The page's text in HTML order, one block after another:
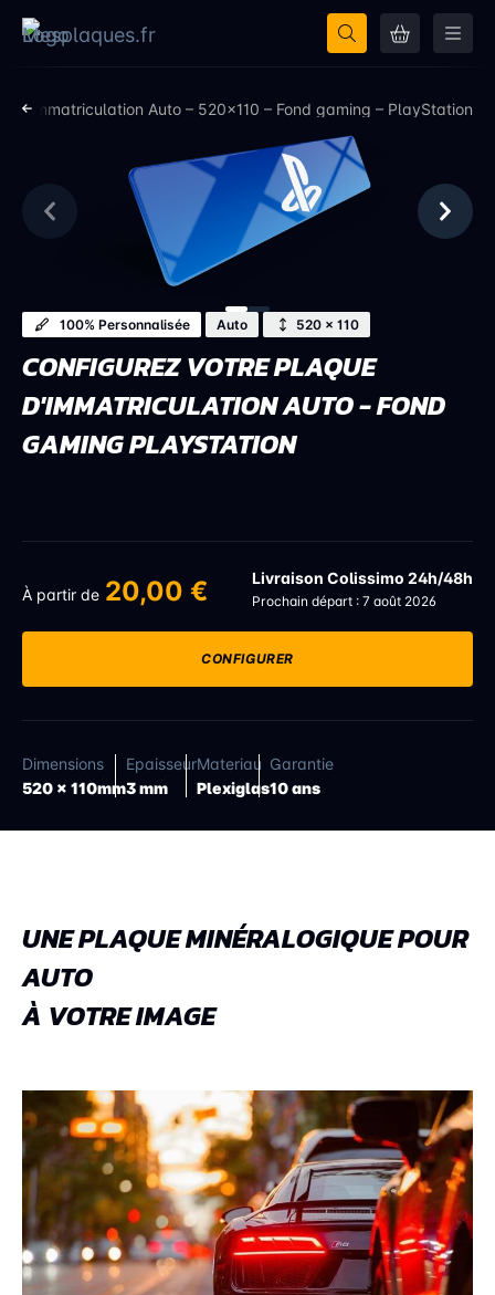
Immatriculation Auto – 520×110 – Fond gaming – PlayStation
100% Personnalisée Auto 520 × 110
CONFIGUREZ VOTRE PLAQUE
D'IMMATRICULATION AUTO - FOND
GAMING PLAYSTATION
À partir de 20,00 € Livraison Colissimo 24h/48h
Prochain départ : 7 août 2026
CONFIGURER
Dimensions
520 x 110mm
Epaisseur
3 mm
Materiau
Plexiglas
Garantie
10 ans
UNE PLAQUE MINÉRALOGIQUE POUR
AUTO
À VOTRE IMAGE